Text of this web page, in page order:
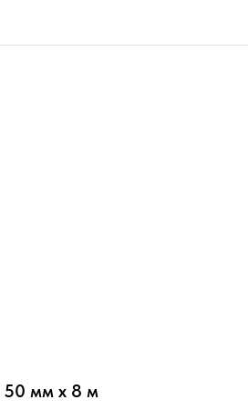
50 мм х 8 м